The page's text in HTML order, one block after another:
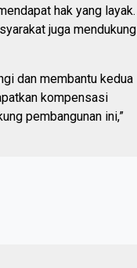
hak yang layak.
juga mendukung
dan membantu kedua
kompensasi
pembangunan ini,”